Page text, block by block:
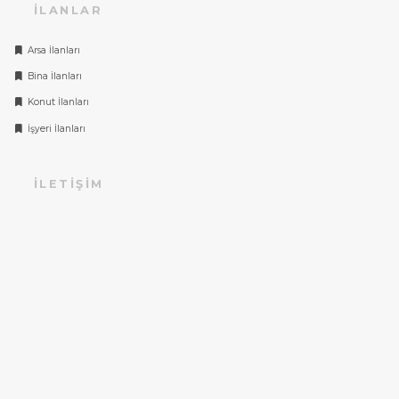
İLANLAR
Arsa İlanları
Bina İlanları
Konut İlanları
İşyeri İlanları
İLETIŞIM